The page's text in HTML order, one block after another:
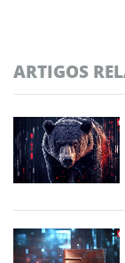
ARTIGOS